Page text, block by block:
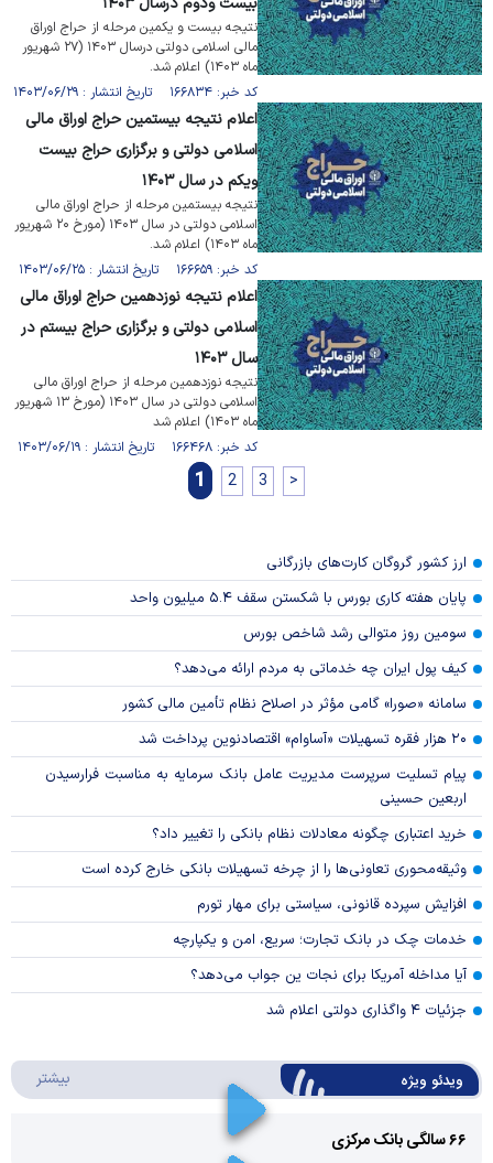
نتیجه بیست و یکمین مرحله از حراج اوراق
مالی اسلامی دولتی درسال ۱۴۰۳ (۲۷ شهریور
ماه ۱۴۰۳) اعلام شد.
کد خبر: ۱۶۶۸۳۴ تاریخ انتشار : ۱۴۰۳/۰۶/۲۹
اعلام نتیجه بیستمین حراج اوراق مالی
اسلامی دولتی و برگزاری حراج بیست
ویکم در سال ۱۴۰۳
نتیجه بیستمین مرحله از حراج اوراق مالی
اسلامی دولتی در سال ۱۴۰۳ (مورخ ۲۰ شهریور
ماه ۱۴۰۳) اعلام شد.
کد خبر: ۱۶۶۶۵۹ تاریخ انتشار : ۱۴۰۳/۰۶/۲۵
اعلام نتیجه نوزدهمین حراج اوراق مالی
اسلامی دولتی و برگزاری حراج بیستم در
سال ۱۴۰۳
نتیجه نوزدهمین مرحله از حراج اوراق مالی
اسلامی دولتی در سال ۱۴۰۳ (مورخ ۱۳ شهریور
ماه ۱۴۰۳) اعلام شد
کد خبر: ۱۶۶۴۶۸ تاریخ انتشار : ۱۴۰۳/۰۶/۱۹
1 2 3 >
ارز کشور گروگان کارت‌های بازرگانی
پایان هفته کاری بورس با شکستن سقف ۵.۴ میلیون واحد
سومین روز متوالی رشد شاخص بورس
کیف پول ایران چه خدماتی به مردم ارائه می‌دهد؟
سامانه «صورا» گامی مؤثر در اصلاح نظام تأمین مالی کشور
۲۰ هزار فقره تسهیلات «آساوام» اقتصادنوین پرداخت شد
پیام تسلیت سرپرست مدیریت عامل بانک سرمایه به مناسبت فرارسیدن
اربعین حسینی
خرید اعتباری چگونه معادلات نظام بانکی را تغییر داد؟
وثیقه‌محوری تعاونی‌ها را از چرخه تسهیلات بانکی خارج کرده است
افزایش سپرده قانونی، سیاستی برای مهار تورم
خدمات چک در بانک تجارت؛ سریع، امن و یکپارچه
آیا مداخله آمریکا برای نجات ین جواب می‌دهد؟
جزئیات ۴ واگذاری دولتی اعلام شد
ویدئو ویژه بیشتر
۶۶ سالگی بانک مرکزی